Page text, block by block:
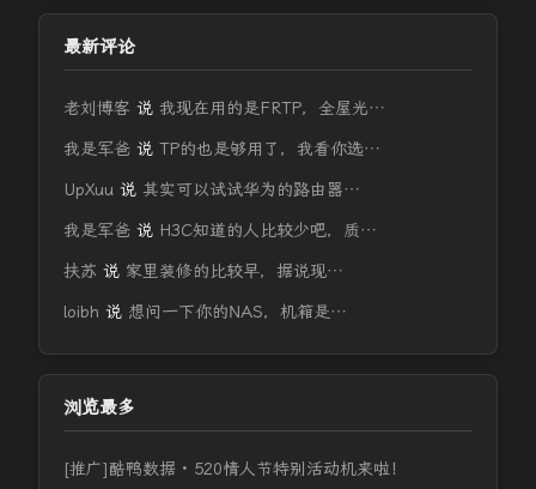
最新评论
老刘博客 说 我现在用的是FRTP，全屋光…
我是军爸 说 TP的也是够用了，我看你选…
UpXuu 说 其实可以试试华为的路由器…
我是军爸 说 H3C知道的人比较少吧，质…
扶苏 说 家里装修的比较早，据说现…
loibh 说 想问一下你的NAS，机箱是…
浏览最多
[推广]酷鸭数据 · 520情人节特别活动机来啦！